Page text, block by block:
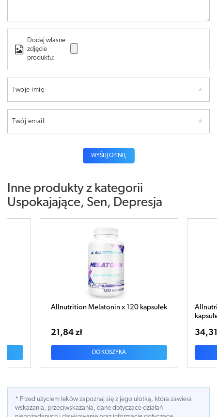
Dodaj własne
zdjęcie
produktu:
Twoje imię
Twój email
WYŚLIJ OPINIĘ
Inne produkty z kategorii
Uspokajające, Sen, Depresja
x 120 kapsułek
Allnutrition Hops Strobile x 100
34,31 zł
* Przed użyciem leków zapoznaj się z jego ulotką, która zawiera
wskazania, przeciwskazania, dane dotyczace działań